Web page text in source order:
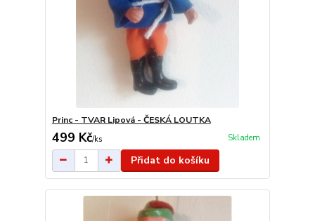
Princ - TVAR Lipová - ČESKÁ LOUTKA
499 Kč/ks Skladem
Přidat do košíku